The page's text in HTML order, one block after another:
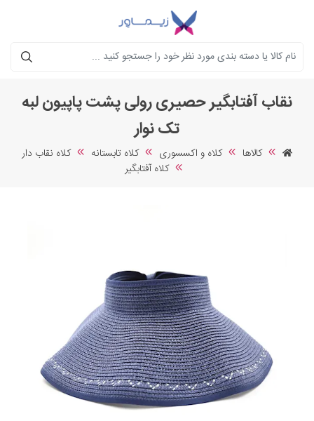
جستجو
نقاب آفتابگیر حصیری رولی پشت پاپیون لبه
تک نوار
کالاها کلاه و اکسسوری کلاه تابستانه
کلاه نقاب دار
کلاه آفتابگیر